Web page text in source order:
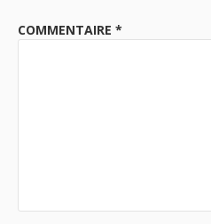
COMMENTAIRE *